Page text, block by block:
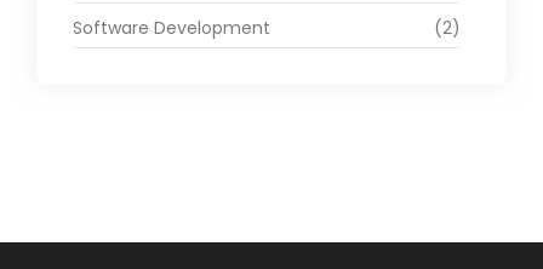
Software Development
(2)